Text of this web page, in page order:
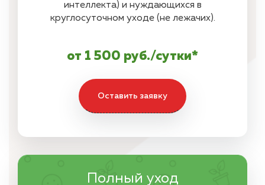
интеллекта) и нуждающихся в
круглосуточном уходе (не лежачих).
от 1 500 руб./сутки*
Оставить заявку
Полный уход